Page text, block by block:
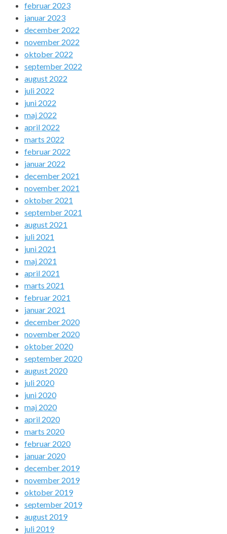
februar 2023
januar 2023
december 2022
november 2022
oktober 2022
september 2022
august 2022
juli 2022
juni 2022
maj 2022
april 2022
marts 2022
februar 2022
januar 2022
december 2021
november 2021
oktober 2021
september 2021
august 2021
juli 2021
juni 2021
maj 2021
april 2021
marts 2021
februar 2021
januar 2021
december 2020
november 2020
oktober 2020
september 2020
august 2020
juli 2020
juni 2020
maj 2020
april 2020
marts 2020
februar 2020
januar 2020
december 2019
november 2019
oktober 2019
september 2019
august 2019
juli 2019